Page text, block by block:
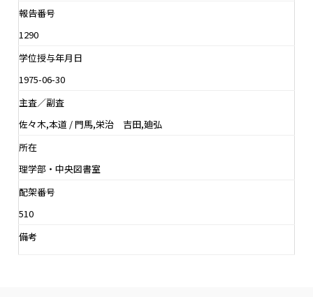
報告番号
1290
学位授与年月日
1975-06-30
主査／副査
佐々木,本道 / 門馬,栄治 吉田,廸弘
所在
理学部・中央図書室
配架番号
510
備考